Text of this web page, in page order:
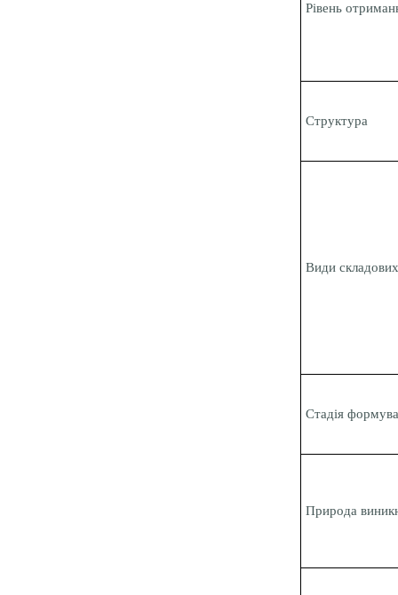
Рівень
Структура
Види
Стадія
Природа